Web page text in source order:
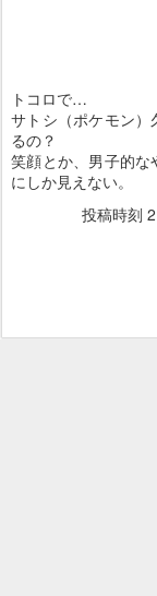
トコロで…
サトシ（ポケモン
るの？
笑顔とか、男子的
にしか見えない。
投稿時刻